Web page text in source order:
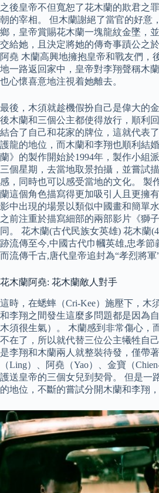
之後皇帝不但寬恕了花木蘭的欺君之
朝的宰相。 但木蘭謝絕了當官的好意
鄉，皇帝賞賜花木蘭一塊龍紋金墜，
交給她，且決定將她的傳奇事蹟公之
阿堯 木蘭高興地擁抱皇帝和戰友們，
地一路返回家中，皇帝對李翔聲稱木
也心懷喜意地注視着她離去。
最後，木須就趁機假扮自己是偉大的
後木蘭和三個公主都使得放行，順利
結合了自己和花家的牌位，這就代表
護龍的地位，而木蘭和李翔也順利結
蘭》的製作開始於1994年，製作小組
三個星期，去當地取景拍攝，並嘗試
感，同時也可以感受當地的文化。 製
蘭這個角色描寫得更加吸引人且更擁
影中出現的場景以類似中國畫和簡單
之前注重於描寫細部的兩部影片《獅
同。 花木蘭(古代民族女英雄) 花木蘭
跡流傳至今,中國古代巾幗英雄,忠孝
而流傳千古,唐代皇帝追封為“孝烈將軍”
花木蘭阿堯: 花木蘭敵人對手
這時，在蟋蟀（Cri-Kee）施壓下，木
和李翔之間發生這麼多問題都是因為
木須很生氣）。 木蘭感到非常傷心，
不在了，所以就代替三位公主犧牲自
是李翔和木蘭兩人就整裝待發，僅帶
（Ling）、阿堯（Yao）、金寶（
護送皇帝的三個女兒到契骨。 但是一
的地位，不斷的嘗試分開木蘭和李翔